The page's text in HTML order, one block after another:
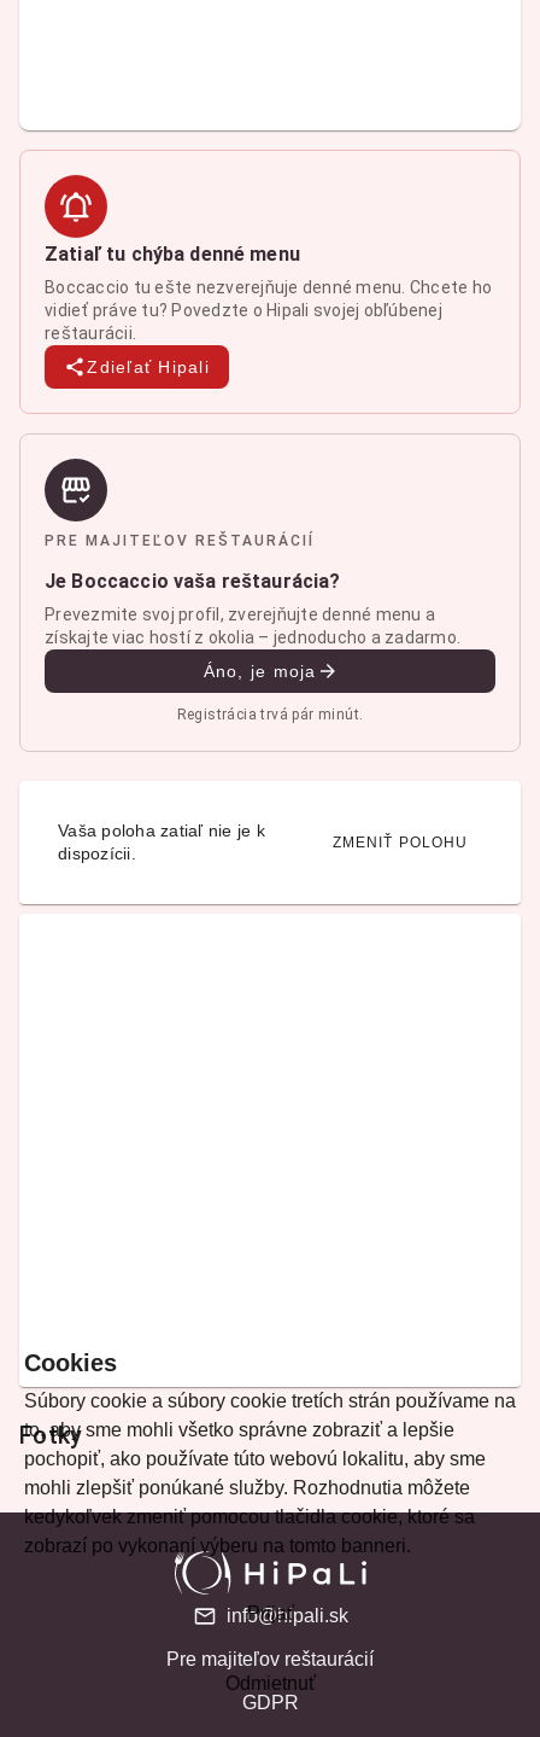
Zatiaľ tu chýba denné menu
Boccaccio tu ešte nezverejňuje denné menu. Chcete ho
vidieť práve tu? Povedzte o Hipali svojej obľúbenej
reštaurácii.
Zdieľať Hipali
PRE MAJITEĽOV REŠTAURÁCIÍ
Je Boccaccio vaša reštaurácia?
Prevezmite svoj profil, zverejňujte denné menu a
získajte viac hostí z okolia – jednoducho a zadarmo.
Áno, je moja
Registrácia trvá pár minút.
Vaša poloha zatiaľ nie je k
dispozícii.
ZMENIŤ POLOHU
Fotky
Cookies
Súbory cookie a súbory cookie tretích strán používame na
to, aby sme mohli všetko správne zobraziť a lepšie
pochopiť, ako používate túto webovú lokalitu, aby sme
mohli zlepšiť ponúkané služby. Rozhodnutia môžete
kedykoľvek zmeniť pomocou tlačidla cookie, ktoré sa
zobrazí po vykonaní výberu na tomto banneri.
Prijať
Odmietnuť
info@hipali.sk
Pre majiteľov reštaurácií
GDPR